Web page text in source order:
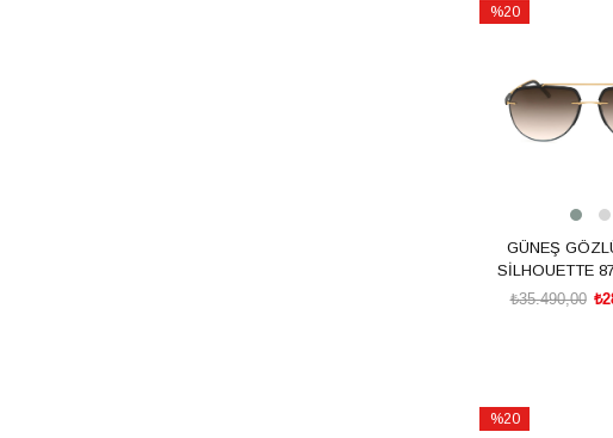
%20
GÜNEŞ
SİLHOUETTE
9030 00/00
₺35.490,00
%20